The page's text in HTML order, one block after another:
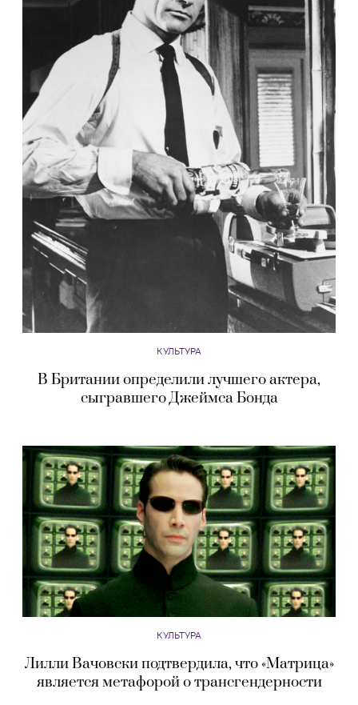
КУЛЬТУРА
В Британии определили лучшего актера,
сыгравшего Джеймса Бонда
КУЛЬТУРА
Лилли Вачовски подтвердила, что «Матрица»
является метафорой о трансгендерности